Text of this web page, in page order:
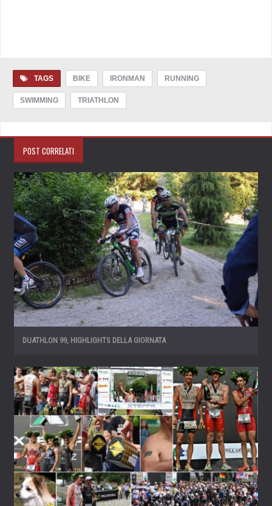
TAGS BIKE IRONMAN RUNNING
SWIMMING TRIATHLON
POST CORRELATI
DUATHLON 99, HIGHLIGHTS DELLA GIORNATA